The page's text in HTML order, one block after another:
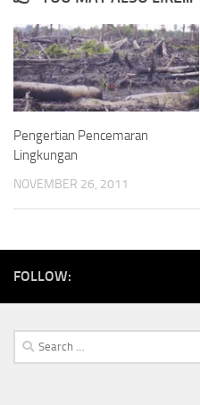
Pengertian Pencemaran
Lingkungan
NOVEMBER 26, 2011
FOLLOW:
Search
for: